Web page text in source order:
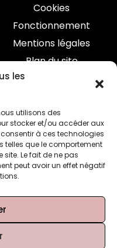
les
utilisons des
stocker et/ou accéder aux
à ces technologies
telles que le comportement
Le fait de ne pas
peut avoir un effet négatif
Cookies
Fonctionnement
Mentions légales
Plan du site
chaude...
Rejoignez